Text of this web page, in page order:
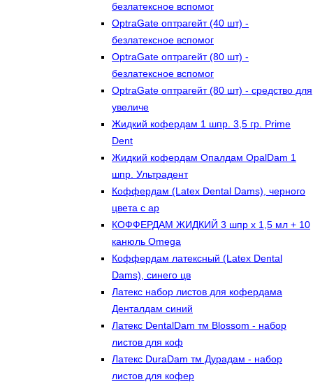
безлатексное вспомог
OptraGate оптрагейт (40 шт) -
безлатексное вспомог
OptraGate оптрагейт (80 шт) -
безлатексное вспомог
OptraGate оптрагейт (80 шт) - средство для
увеличе
Жидкий кофердам 1 шпр. 3,5 гр. Prime
Dent
Жидкий кофердам Опалдам OpalDam 1
шпр. Ультрадент
Коффердам (Latex Dental Dams), черного
цвета с ар
КОФФЕРДАМ ЖИДКИЙ 3 шпр х 1,5 мл + 10
канюль Omega
Коффердам латексный (Latex Dental
Dams), синего цв
Латекс набор листов для кофердама
Денталдам синий
Латекс DentalDam тм Blossom - набор
листов для коф
Латекс DuraDam тм Дурадам - набор
листов для кофер